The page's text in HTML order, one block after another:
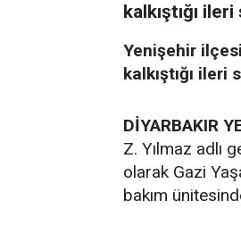
kalkıştığı
Yenişehir
kalkıştığı ileri
DİYARBAKIR
Z. Yılmaz adlı
olarak Gazi
bakım